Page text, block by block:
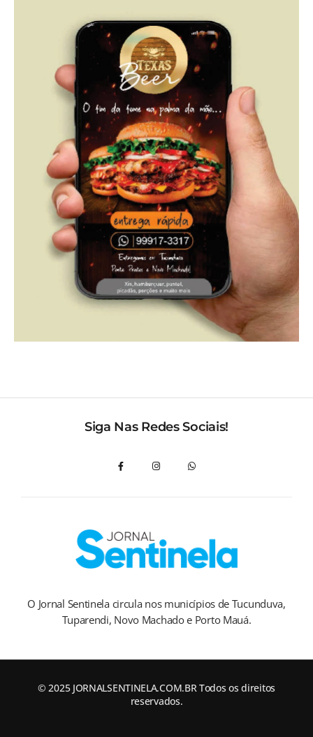
Siga Nas Redes Sociais!
O Jornal Sentinela circula nos municípios de Tucunduva,
Tuparendi, Novo Machado e Porto Mauá.
© 2025 JORNALSENTINELA.COM.BR Todos os direitos
reservados.